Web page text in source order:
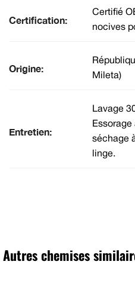
Certification:
Certifié
nocives
Origine:
Mileta)
Entretien:
Lavage
séchage
linge.
Autres chemises